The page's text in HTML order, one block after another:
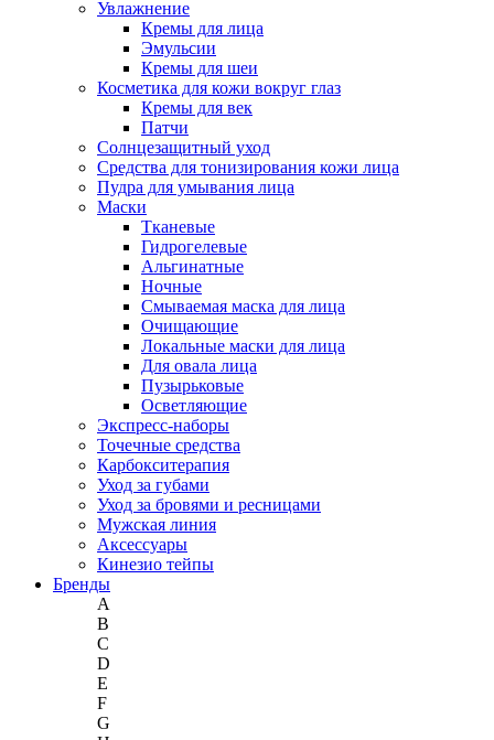
Увлажнение
Кремы для лица
Эмульсии
Кремы для шеи
Косметика для кожи вокруг глаз
Кремы для век
Патчи
Солнцезащитный уход
Средства для тонизирования кожи лица
Пудра для умывания лица
Маски
Тканевые
Гидрогелевые
Альгинатные
Ночные
Смываемая маска для лица
Очищающие
Локальные маски для лица
Для овала лица
Пузырьковые
Осветляющие
Экспресс-наборы
Точечные средства
Карбокситерапия
Уход за губами
Уход за бровями и ресницами
Мужская линия
Аксессуары
Кинезио тейпы
Бренды
A
B
C
D
E
F
G